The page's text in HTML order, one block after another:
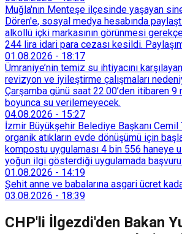
Muğla'nın Menteşe ilçesinde yaşayan
Dören'e, sosyal medya hesabında
alkollü içki markasının görünmesi
244 lira idari para cezası kesildi.
taşımadığını savunan Dören, cezanın iptali
başvurdu.
01.08.2026 - 18:17
Ümraniye’nin temiz su ihtiyacını
revizyon ve iyileştirme çalışmaları
Çarşamba günü saat 22.00’den itibaren
boyunca su verilemeyecek.
04.08.2026 - 15:27
İzmir Büyükşehir Belediye Başkanı Cemil
organik atıkların evde dönüşümü için
kompostu uygulaması 4 bin 556 haneye
yoğun ilgi gösterdiği uygulamada
Tarımsal Hizmetler Dairesi Başkanlığı,
128 bokaşi kompost eğitimi
sürdürülebilir atık yönetimi sistemine
01.08.2026 - 14:19
Şehit anne ve babalarına asgari ücret
03.08.2026 - 18:39
CHP'li İlgezdi'den Bakan